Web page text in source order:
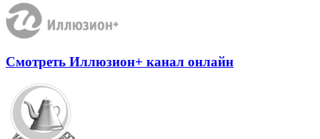
Смотреть Иллюзион+ канал онлайн